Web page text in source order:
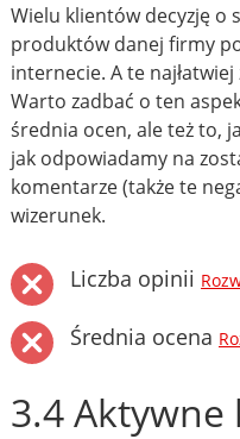
Wielu klientów decyzję o
produktów danej firmy
internecie. A te
Warto zadbać o ten
średnia ocen, ale też to,
jak odpowiadamy na
komentarze (także te
wizerunek.
Liczba opinii
Średnia ocena
3.4 Aktywne